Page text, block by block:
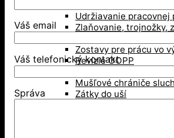
Udržiavanie pracovnej
Zlaňovanie, trojnožky,
Zostavy pre prácu vo
Revízie OOPP
Mušľové chrániče
Zátky do uší
Váš email
Váš telefonický kontakt
Správa